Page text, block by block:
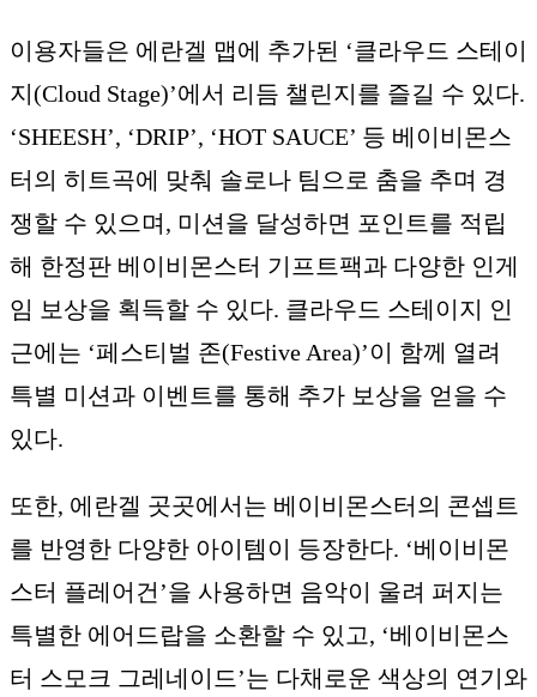
이용자들은 에란겔 맵에 추가된 ‘클라우드 스테이
지(Cloud Stage)’에서 리듬 챌린지를 즐길 수 있다.
‘SHEESH’, ‘DRIP’, ‘HOT SAUCE’ 등 베이비몬스
터의 히트곡에 맞춰 솔로나 팀으로 춤을 추며 경
쟁할 수 있으며, 미션을 달성하면 포인트를 적립
해 한정판 베이비몬스터 기프트팩과 다양한 인게
임 보상을 획득할 수 있다. 클라우드 스테이지 인
근에는 ‘페스티벌 존(Festive Area)’이 함께 열려
특별 미션과 이벤트를 통해 추가 보상을 얻을 수
있다.
또한, 에란겔 곳곳에서는 베이비몬스터의 콘셉트
를 반영한 다양한 아이템이 등장한다. ‘베이비몬
스터 플레어건’을 사용하면 음악이 울려 퍼지는
특별한 에어드랍을 소환할 수 있고, ‘베이비몬스
터 스모크 그레네이드’는 다채로운 색상의 연기와